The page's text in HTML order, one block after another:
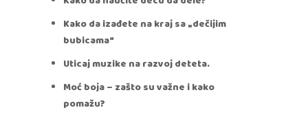
Kako da izađete na kraj sa „dečijim
bubicama“
Uticaj muzike na razvoj deteta.
Moć boja – zašto su važne i kako
pomažu?